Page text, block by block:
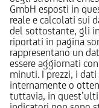
GmbH esposti in
reale e calcolati sui
del sottostante, gli
riportati in pagina
rappresentano un
essere aggiornati
minuti. I prezzi, i
internamente o
tuttavia, in